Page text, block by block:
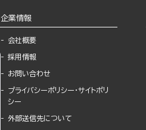
企業情報
会社概要
採用情報
お問い合わせ
プライバシーポリシー・サイトポリ
シー
外部送信先について